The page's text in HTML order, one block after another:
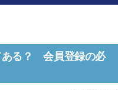
ある？ 会員登録の必